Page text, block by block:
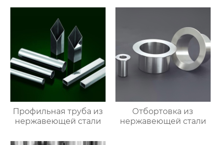
Профильная труба из
нержавеющей стали
Отбортовка из
нержавеющей стали